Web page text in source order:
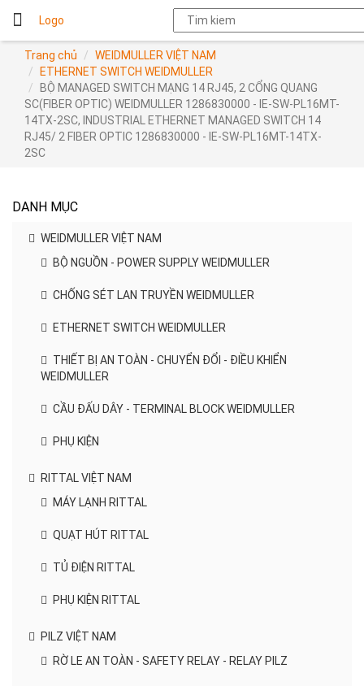
Logo
Trang chủ
WEIDMULLER VIỆT NAM
ETHERNET SWITCH WEIDMULLER
BỘ MANAGED SWITCH MẠNG 14 RJ45, 2 CỔNG QUANG
SC(FIBER OPTIC) WEIDMULLER 1286830000 - IE-SW-PL16MT-
14TX-2SC, INDUSTRIAL ETHERNET MANAGED SWITCH 14
RJ45/ 2 FIBER OPTIC 1286830000 - IE-SW-PL16MT-14TX-
2SC
DANH MỤC
WEIDMULLER VIỆT NAM
BỘ NGUỒN - POWER SUPPLY WEIDMULLER
CHỐNG SÉT LAN TRUYỀN WEIDMULLER
ETHERNET SWITCH WEIDMULLER
THIẾT BỊ AN TOÀN - CHUYỂN ĐỔI - ĐIỀU KHIỂN
WEIDMULLER
CẦU ĐẤU DÂY - TERMINAL BLOCK WEIDMULLER
PHỤ KIỆN
RITTAL VIỆT NAM
MÁY LẠNH RITTAL
QUẠT HÚT RITTAL
TỦ ĐIỆN RITTAL
PHỤ KIỆN RITTAL
PILZ VIỆT NAM
RỜ LE AN TOÀN - SAFETY RELAY - RELAY PILZ